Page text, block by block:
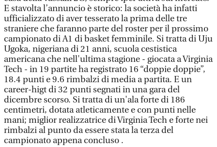
E stavolta l’annuncio è storico: la società ha infatti
ufficializzato di aver tesserato la prima delle tre
straniere che faranno parte del roster per il prossimo
campionato di A1 di basket femminile. Si tratta di Uju
Ugoka, nigeriana di 21 anni, scuola cestistica
americana che nell'ultima stagione - giocata a Virginia
Tech - in 19 partite ha registrato 16 “doppie doppie”,
18.4 punti e 9.6 rimbalzi di media a partita. E un
career-higt di 32 punti segnati in una gara del
dicembre scorso. Si tratta di un'ala forte di 186
centimetri, dotata atleticamente e con punti nelle
mani; miglior realizzatrice di Virginia Tech e forte nei
rimbalzi al punto da essere stata la terza del
campionato appena concluso .